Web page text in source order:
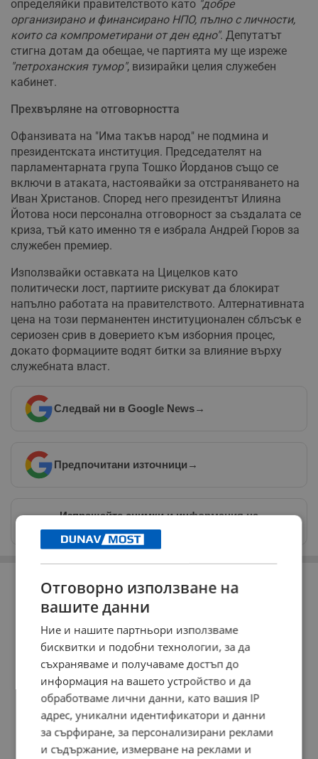
определяйки правителството като "добре
организирано и финансирано НПО, пълно с личности,
които са компрометирани от ден едно". Депутатът
стигна дотам да обещае, че партията му ще изреже
"петроханския тумор", визирайки целия служебен
кабинет.
Прехвърляне на отговорността
Офанзивата на "Има такъв народ" не подмина и
президентската институция. Председателят на
парламентарната група Тошко Йорданов също се
включи в атаката, настоявайки за отстраняването на
Иван Христанов. Според него президентът Илияна
Йотова носи персонална отговорност за създалата се
криза, тъй като именно тя е избрала Андрей Гюров за
служебен премиер.
Използвайки оставката на Цицелков като
политически лост, партиите рискуват да блокират
напълно работата на правителството. Алтернативната
цена на този перманентен институционален сблъсък е
сериозен срив в доверието към изборния процес,
докато формациите водят битки за влияние върху
служебната власт.
Следвай ни в Google News→
Предпочитани източници →
Изпращайте снимки и информация на
news@dunavmost.com
Отговорно използване на
вашите данни
Ние и нашите партньори използваме
бисквитки и подобни технологии, за да
съхраняваме и получаваме достъп до
информация на вашето устройство и да
обработваме лични данни, като вашия IP
адрес, уникални идентификатори и данни
за сърфиране, за персонализирани реклами
и съдържание, измерване на реклами и